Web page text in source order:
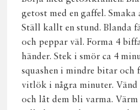
getost med en gaffel. Smaka
Ställ kallt en stund. Blanda
och peppar väl. Forma 4
händer. Stek i smör ca 4
squashen i mindre bitar och
vitlök i några minuter. Vänd
och låt dem bli varma.